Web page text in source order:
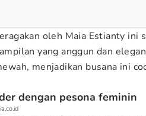
oleh Maia Estianty ini
yang anggun dan
menjadikan busana ini
dengan pesona feminin